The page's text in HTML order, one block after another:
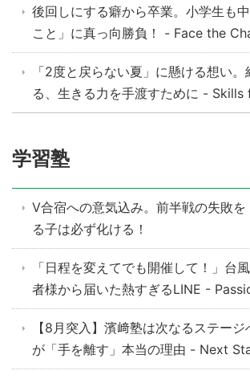
後回しにする癖から卒業。小学生も
こと」に真っ向勝負！ - Face the
「2度と戻らない夏」に懸ける想い
る、生きる力を手渡すために -
学習塾
V合宿への意気込み。前半戦の失敗を
る子は必ず化ける！
「日程を変えてでも開催して！」台
者様から届いた熱すぎるLINE -
【8月突入】濱﨑塾は次なるステー
が「手を離す」本当の理由 - Next